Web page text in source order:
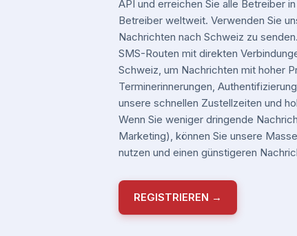
API und erreichen Sie alle Betreiber
Betreiber weltweit. Verwenden Sie
Nachrichten nach Schweiz zu
SMS-Routen mit direkten
Schweiz, um Nachrichten mit hoher
Terminerinnerungen,
unsere schnellen Zustellzeiten und
Wenn Sie weniger dringende
Marketing), können Sie unsere
nutzen und einen günstigeren
REGISTRIEREN →